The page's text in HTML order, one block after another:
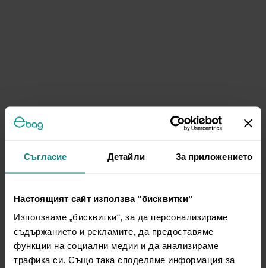
Съгласие Детайли За приложението
Настоящият сайт използва "бисквитки"
Използваме „бисквитки“, за да персонализираме
съдържанието и рекламите, да предоставяме
функции на социални медии и да анализираме
трафика си. Също така споделяме информация за